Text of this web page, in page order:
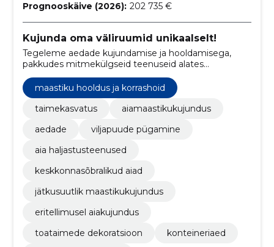
Prognooskäive (2026): 202 735 €
Kujunda oma väliruumid unikaalselt!
Tegeleme aedade kujundamise ja hooldamisega,
pakkudes mitmekülgseid teenuseid alates
eskiislahendustest kuni jõulukaunistuste
paigaldamiseni.
maastiku hooldus ja korrashoid
taimekasvatus
aiamaastikukujundus
aedade
viljapuude pügamine
aia haljastusteenused
keskkonnasõbralikud aiad
jätkusuutlik maastikukujundus
eritellimusel aiakujundus
toataimede dekoratsioon
konteineriaed